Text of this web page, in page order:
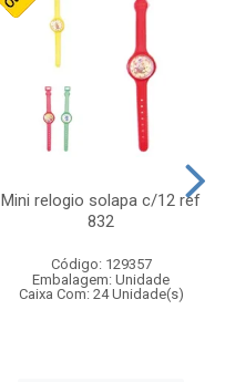
Mini relogio solapa c/12 ref
832
Código: 129357
Embalagem: Unidade
Caixa Com: 24 Unidade(s)